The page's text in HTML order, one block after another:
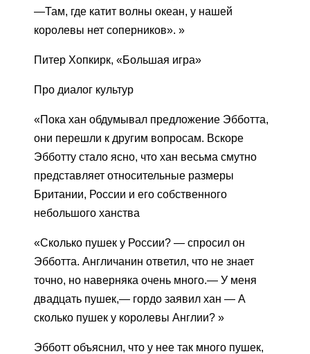
—Там, где катит волны океан, у нашей
королевы нет соперников». »
Питер Хопкирк, «Большая игра»
Про диалог культур
«Пока хан обдумывал предложение Эбботта,
они перешли к другим вопросам. Вскоре
Эбботту стало ясно, что хан весьма смутно
представляет относительные размеры
Британии, России и его собственного
небольшого ханства
«Сколько пушек у России? — спросил он
Эбботта. Англичанин ответил, что не знает
точно, но наверняка очень много.— У меня
двадцать пушек,— гордо заявил хан — А
сколько пушек у королевы Англии? »
Эбботт объяснил, что у нее так много пушек,